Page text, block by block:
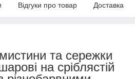
Відгуки про товар Доставка
та сережки
на сріблястій